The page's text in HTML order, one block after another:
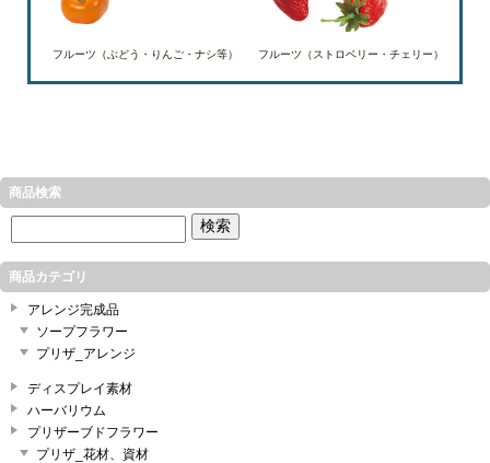
フルーツ（ぶどう・りんご・ナシ等） フルーツ（ストロベリー・チェリー）
商品検索
商品カテゴリ
アレンジ完成品
ソープフラワー
プリザ_アレンジ
ディスプレイ素材
ハーバリウム
プリザーブドフラワー
プリザ_花材、資材